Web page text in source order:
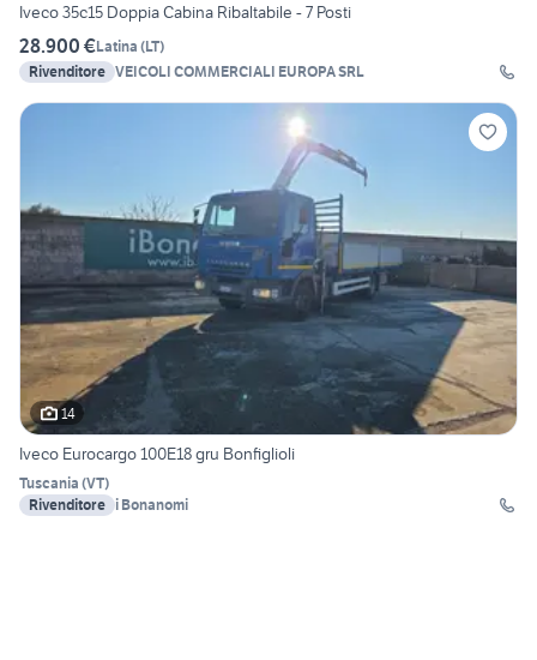
Iveco 35c15 Doppia Cabina Ribaltabile - 7 Posti
28.900 €Latina (LT)
Rivenditore VEICOLI COMMERCIALI EUROPA SRL
14
Iveco Eurocargo 100E18 gru Bonfiglioli
Tuscania (VT)
Rivenditore i Bonanomi